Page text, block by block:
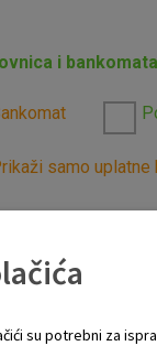
i bankomata
samo uplatne
su potrebni za